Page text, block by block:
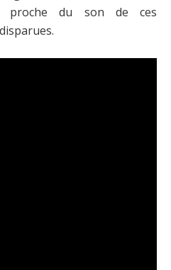
proche du son de ces